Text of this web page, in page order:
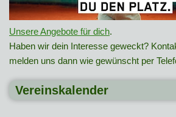
Unsere Angebote für dich.
Haben wir dein Interesse geweckt?
melden uns dann wie gewünscht per
Vereinskalender